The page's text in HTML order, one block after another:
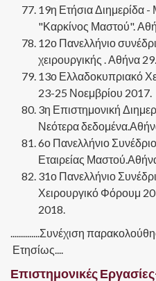
19η Ετήσια Διημερίδα
"Καρκίνος Μαστού".
12ο Πανελλήνιο
χειρουργικής . Αθήνα
13ο Ελλαδοκυπριακό
23-25 Νοεμβρίου 2017.
3η Επιστημονική
Νεότερα
6ο Πανελλήνιο
Εταιρείας
31ο Πανελλήνιο
Χειρουργικό Φόρουμ
2018.
..............Συνέχιση
Ετησίως....
Επιστημονικές